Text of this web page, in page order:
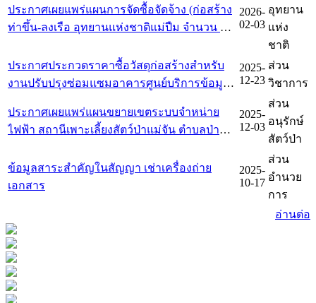
จำนวน ๔ รายการ
ประกาศเผยแพร่แผนการจัดซื้อจัดจ้าง (ก่อสร้าง
ท่าขึ้น-ลงเรือ อุทยานแห่งชาติแม่ปืม จำนวน 1
2026-
02-03
อุทยาน
แห่ง
ชาติ
ประกาศประกวดราคาซื้อวัสดุก่อสร้างสำหรับ
งานปรับปรุงซ่อมแซมอาคารศูนย์บริการข้อมูล
สลี ตำบลสันทราย อำเภอเมืองเชียงราย จังหวัด
เชียงราย
2025-
12-23
ส่วน
วิชาการ
ประกาศเผยแพร่แผนขยายเขตระบบจำหน่าย
ไฟฟ้า สถานีเพาะเลี้ยงสัตว์ป่าแม่จัน ตำบลป่าตึง
2025-
12-03
ส่วน
อนุรักษ์
สัตว์ป่า
ข้อมูลสาระสำคัญในสัญญา เช่าเครื่องถ่าย
เอกสาร
2025-
10-17
ส่วน
อำนวย
การ
อ่านต่อ